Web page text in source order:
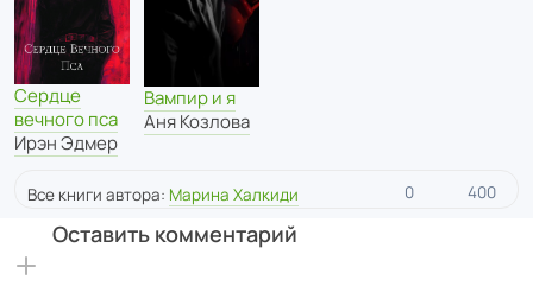
Сердце
вечного пса
Ирэн Эдмер
Вампир и я
Аня Козлова
Все книги автора: Марина Халкиди 0 400
Оставить комментарий